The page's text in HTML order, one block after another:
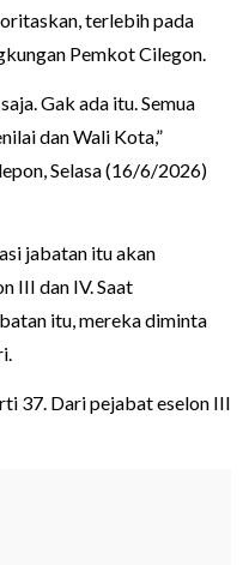
terlebih pada
Pemkot Cilegon.
Gak ada itu. Semua
dan Wali Kota,”
Selasa (16/6/2026)
jabatan itu akan
III dan IV. Saat
itu, mereka diminta
37. Dari pejabat eselon III